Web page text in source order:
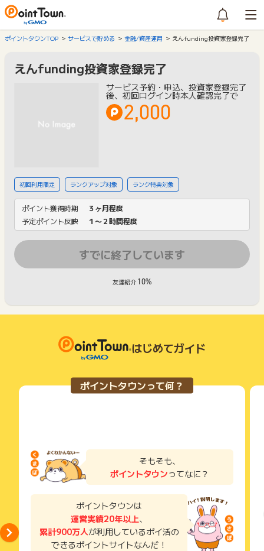
ポイントタウンTOP サービスで貯める 金融/資産運用 えんfunding投資家登録完了
えんfunding投資家登録完了
サービス予約・申込、投資家登録完了
後、初回ログイン時本人確認完了で
2,000
初回利用限定 ランクアップ対象 ランク特典対象
ポイント獲得時期
３ヶ月程度
予定ポイント反映
１〜２時間程度
すでに終了しています
友達紹介 10%
はじめてガイド
ポイントタウンって何？
そもそも、
ポイントタウンってなに？
ポイントタウンは
運営実績20年以上、
累計900万人が利用しているポイ活の
できるポイントサイトなんだ！